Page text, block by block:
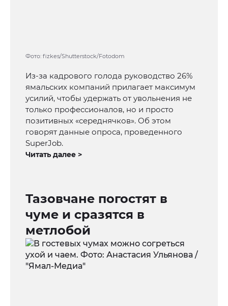
Фото: fizkes/Shutterstock/Fotodom
Из-за кадрового голода руководство 26%
ямальских компаний прилагает максимум
усилий, чтобы удержать от увольнения не
только профессионалов, но и просто
позитивных «середнячков». Об этом
говорят данные опроса, проведенного
SuperJob.
Читать далее >
Тазовчане погостят в
чуме и сразятся в
метлобой